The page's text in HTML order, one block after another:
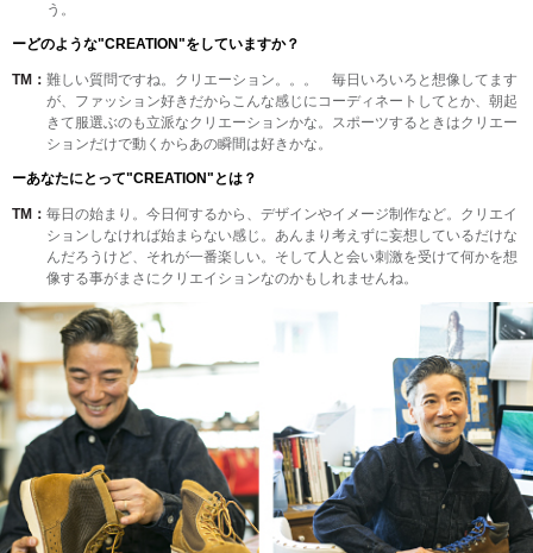
う。
ーどのような"CREATION"をしていますか？
TM： 難しい質問ですね。クリエーション。。。 毎日いろいろと想像してます
が、ファッション好きだからこんな感じにコーディネートしてとか、朝起
きて服選ぶのも立派なクリエーションかな。スポーツするときはクリエー
ションだけで動くからあの瞬間は好きかな。
ーあなたにとって"CREATION"とは？
TM： 毎日の始まり。今日何するから、デザインやイメージ制作など。クリエイ
ションしなければ始まらない感じ。あんまり考えずに妄想しているだけな
んだろうけど、それが一番楽しい。そして人と会い刺激を受けて何かを想
像する事がまさにクリエイションなのかもしれませんね。